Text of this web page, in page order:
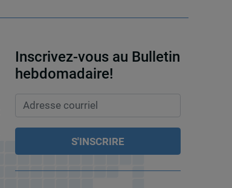
Inscrivez-vous au Bulletin
hebdomadaire!